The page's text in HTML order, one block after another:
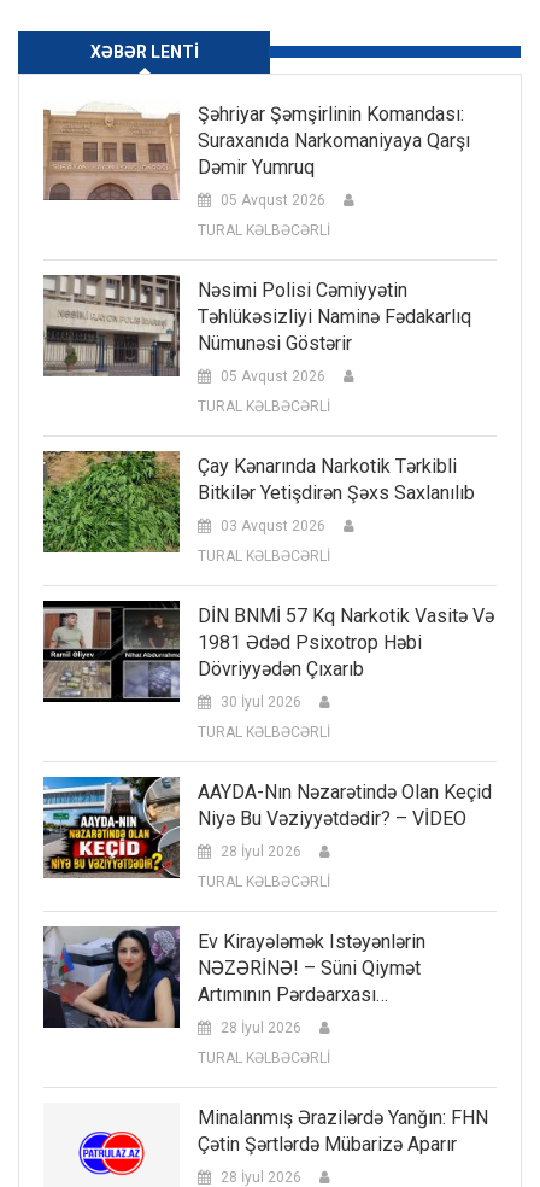
XƏBƏR LENTI
Şəhriyar Şəmşirlinin Komandası:
Suraxanıda Narkomaniyaya Qarşı
Dəmir Yumruq
05 Avqust 2026
TURAL KƏLBƏCƏRLİ
Nəsimi Polisi Cəmiyyətin
Təhlükəsizliyi Naminə Fədakarlıq
Nümunəsi Göstərir
05 Avqust 2026
TURAL KƏLBƏCƏRLİ
Çay Kənarında Narkotik Tərkibli
Bitkilər Yetişdirən Şəxs Saxlanılıb
03 Avqust 2026
TURAL KƏLBƏCƏRLİ
DİN BNMİ 57 Kq Narkotik Vasitə Və
1981 Ədəd Psixotrop Həbi
Dövriyyədən Çıxarıb
30 İyul 2026
TURAL KƏLBƏCƏRLİ
AAYDA-Nın Nəzarətində Olan Keçid
Niyə Bu Vəziyyətdədir? – VİDEO
28 İyul 2026
TURAL KƏLBƏCƏRLİ
Ev Kirayələmək Istəyənlərin
NƏZƏRİNƏ! – Süni Qiymət
Artımının Pərdəarxası…
28 İyul 2026
TURAL KƏLBƏCƏRLİ
Minalanmış Ərazilərdə Yanğın: FHN
Çətin Şərtlərdə Mübarizə Aparır
28 İyul 2026